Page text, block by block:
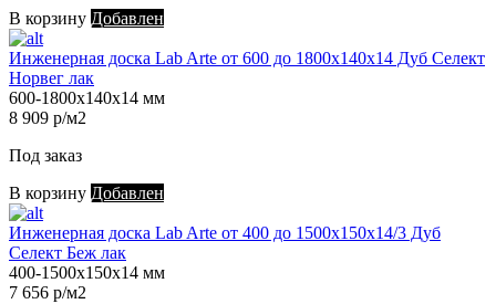
В корзину Добавлен
Инженерная доска Lab Arte от 600 до 1800х140х14 Дуб Селект
Норвег лак
600-1800х140х14 мм
8 909 р/м2
Под заказ
В корзину Добавлен
Инженерная доска Lab Arte от 400 до 1500х150х14/3 Дуб
Селект Беж лак
400-1500х150х14 мм
7 656 р/м2